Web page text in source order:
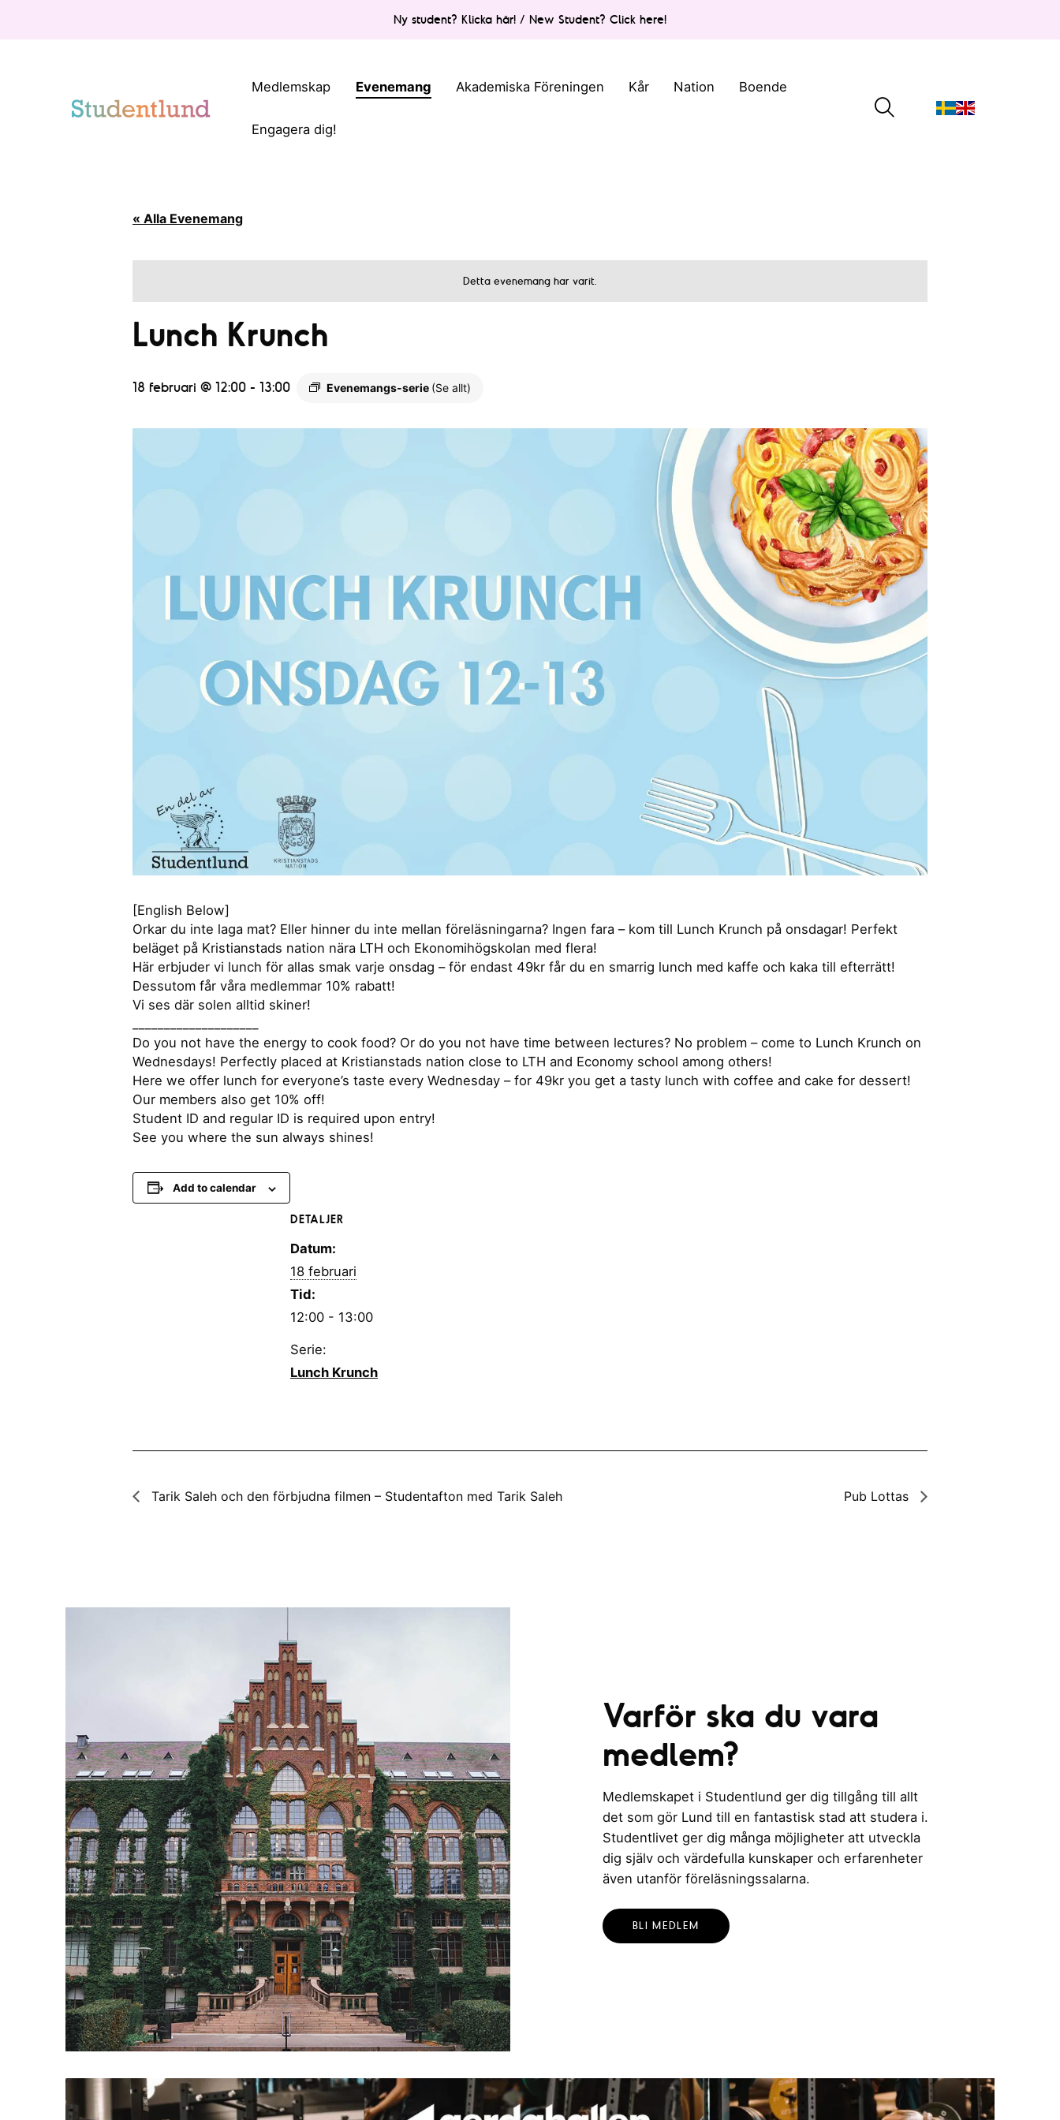
Ny student? Klicka här! / New Student? Click here!
Medlemskap Evenemang Akademiska Föreningen Kår Nation Boende
Engagera dig!
« Alla Evenemang
Detta evenemang har varit.
Lunch Krunch
18 februari @ 12:00 - 13:00 Evenemangs-serie (Se allt)
[English Below]
Orkar du inte laga mat? Eller hinner du inte mellan föreläsningarna? Ingen fara – kom till Lunch Krunch på onsdagar! Perfekt
beläget på Kristianstads nation nära LTH och Ekonomihögskolan med flera!
Här erbjuder vi lunch för allas smak varje onsdag – för endast 49kr får du en smarrig lunch med kaffe och kaka till efterrätt!
Dessutom får våra medlemmar 10% rabatt!
Vi ses där solen alltid skiner!
Do you not have the energy to cook food? Or do you not have time between lectures? No problem – come to Lunch Krunch on
Wednesdays! Perfectly placed at Kristianstads nation close to LTH and Economy school among others!
Here we offer lunch for everyone’s taste every Wednesday – for 49kr you get a tasty lunch with coffee and cake for dessert!
Our members also get 10% off!
Student ID and regular ID is required upon entry!
See you where the sun always shines!
Add to calendar
DETALJER
Datum:
18 februari
Tid:
12:00 - 13:00
Serie:
Lunch Krunch
Tarik Saleh och den förbjudna filmen – Studentafton med Tarik Saleh Pub Lottas
Varför ska du vara
medlem?
Medlemskapet i Studentlund ger dig tillgång till allt
det som gör Lund till en fantastisk stad att studera i.
Studentlivet ger dig många möjligheter att utveckla
dig själv och värdefulla kunskaper och erfarenheter
även utanför föreläsningssalarna.
BLI MEDLEM